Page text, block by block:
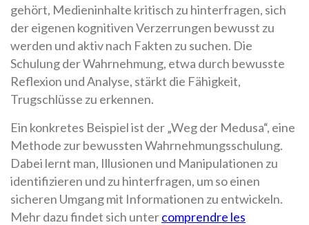
gehört, Medieninhalte kritisch zu hinterfragen, sich
der eigenen kognitiven Verzerrungen bewusst zu
werden und aktiv nach Fakten zu suchen. Die
Schulung der Wahrnehmung, etwa durch bewusste
Reflexion und Analyse, stärkt die Fähigkeit,
Trugschlüsse zu erkennen.
Ein konkretes Beispiel ist der „Weg der Medusa“, eine
Methode zur bewussten Wahrnehmungsschulung.
Dabei lernt man, Illusionen und Manipulationen zu
identifizieren und zu hinterfragen, um so einen
sicheren Umgang mit Informationen zu entwickeln.
Mehr dazu findet sich untercomprendre les